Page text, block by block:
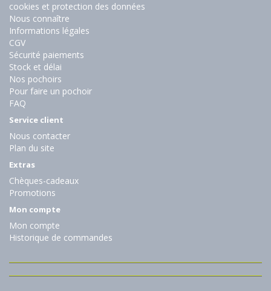
cookies et protection des données
Nous connaître
Informations légales
CGV
Sécurité paiements
Stock et délai
Nos pochoirs
Pour faire un pochoir
FAQ
Service client
Nous contacter
Plan du site
Extras
Chèques-cadeaux
Promotions
Mon compte
Mon compte
Historique de commandes